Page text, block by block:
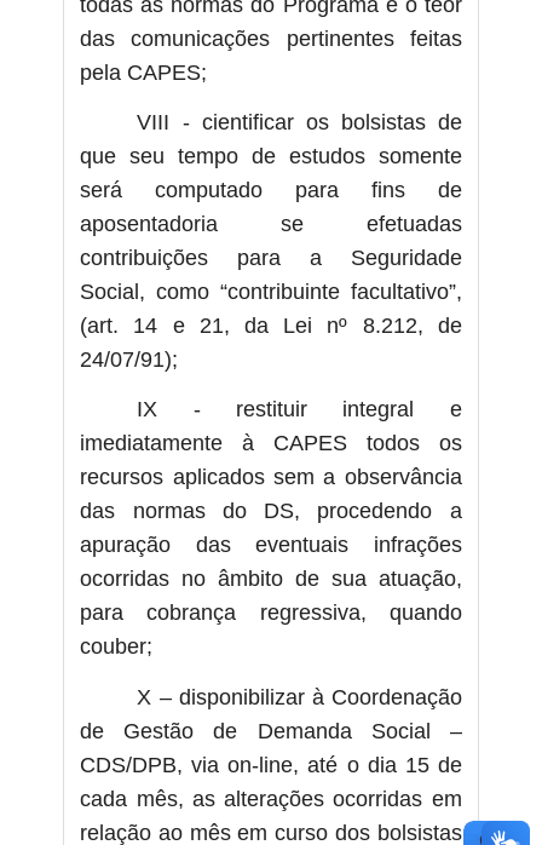
das comunicações pertinentes feitas
pela CAPES;
VIII - cientificar os bolsistas de
que seu tempo de estudos somente
será computado para fins de
aposentadoria se efetuadas
contribuições para a Seguridade
Social, como “contribuinte facultativo”,
(art. 14 e 21, da Lei nº 8.212, de
24/07/91);
IX - restituir integral e
imediatamente à CAPES todos os
recursos aplicados sem a observância
das normas do DS, procedendo a
apuração das eventuais infrações
ocorridas no âmbito de sua atuação,
para cobrança regressiva, quando
couber;
X – disponibilizar à Coordenação
de Gestão de Demanda Social –
CDS/DPB, via on-line, até o dia 15 de
cada mês, as alterações ocorridas em
relação ao mês em curso dos bolsistas